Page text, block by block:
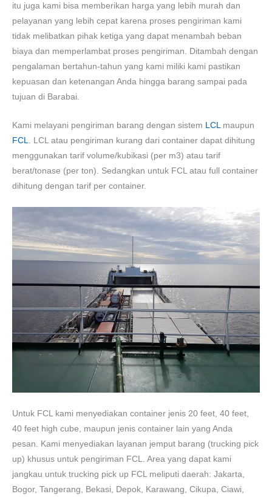
itu juga kami bisa memberikan harga yang lebih murah dan
pelayanan yang lebih cepat karena proses pengiriman kami
tidak melibatkan pihak ketiga yang dapat menambah beban
biaya dan memperlambat proses pengiriman. Ditambah dengan
pengalaman bertahun-tahun yang kami miliki kami pastikan
kepuasan dan ketenangan Anda hingga barang sampai pada
tujuan di Barabai.
Kami melayani pengiriman barang dengan sistem LCL
maupun
FCL
. LCL atau pengiriman kurang dari container dapat dihitung
menggunakan tarif volume/kubikasi (per m3) atau tarif
berat/tonase (per ton). Sedangkan untuk FCL atau full container
dihitung dengan tarif per container.
Untuk FCL kami menyediakan container jenis 20 feet, 40 feet,
40 feet high cube, maupun jenis container lain yang Anda
pesan. Kami menyediakan layanan jemput barang (trucking pick
up) khusus untuk pengiriman FCL. Area yang dapat kami
jangkau untuk trucking pick up FCL meliputi daerah: Jakarta,
Bogor, Tangerang, Bekasi, Depok, Karawang, Cikupa, Ciawi,